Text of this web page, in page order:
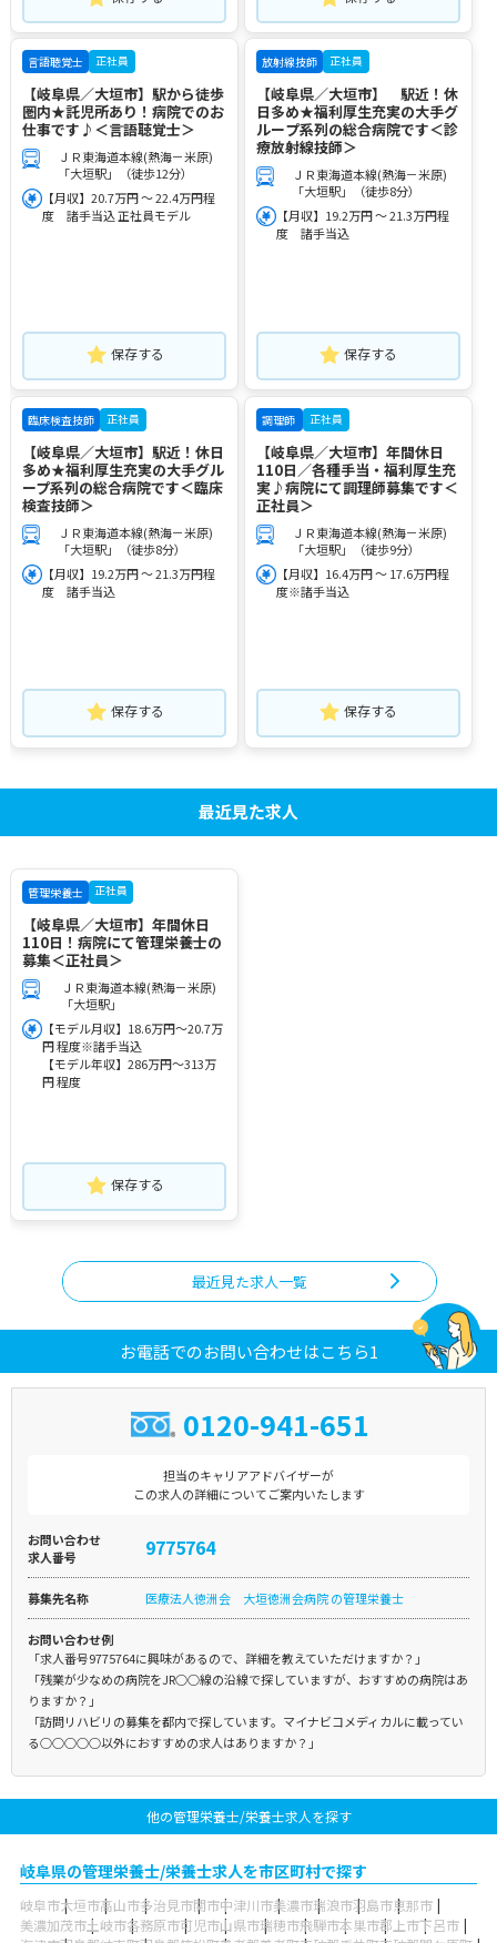
言語聴覚士 正社員
【岐阜県／大垣市】駅から徒歩
圏内★託児所あり！病院でのお
仕事です♪＜言語聴覚士＞
ＪＲ東海道本線(熱海－米原)
「大垣駅」（徒歩12分）
【月収】20.7万円 ～ 22.4万円程
度 諸手当込 正社員モデル
保存する
放射線技師 正社員
【岐阜県／大垣市】 駅近！休
日多め★福利厚生充実の大手グ
ループ系列の総合病院です＜診
療放射線技師＞
ＪＲ東海道本線(熱海－米原)
「大垣駅」（徒歩8分）
【月収】19.2万円 ～ 21.3万円程
度 諸手当込
保存する
臨床検査技師 正社員
【岐阜県／大垣市】駅近！休日
多め★福利厚生充実の大手グル
ープ系列の総合病院です＜臨床
検査技師＞
ＪＲ東海道本線(熱海－米原)
「大垣駅」（徒歩8分）
【月収】19.2万円 ～ 21.3万円程
度 諸手当込
保存する
調理師 正社員
【岐阜県／大垣市】年間休日
110日／各種手当・福利厚生充
実♪病院にて調理師募集です＜
正社員＞
ＪＲ東海道本線(熱海－米原)
「大垣駅」（徒歩9分）
【月収】16.4万円 ～ 17.6万円程
度※諸手当込
保存する
最近見た求人
管理栄養士 正社員
【岐阜県／大垣市】年間休日
110日！病院にて管理栄養士の
募集＜正社員＞
ＪＲ東海道本線(熱海－米原)
「大垣駅」
【モデル月収】18.6万円～20.7万
円 程度※諸手当込
【モデル年収】286万円～313万
円 程度
保存する
最近見た求人一覧
お電話でのお問い合わせはこちら1
0120-941-651
担当のキャリアアドバイザーが
この求人の詳細についてご案内いたします
お問い合わせ
求人番号
9775764
募集先名称 医療法人徳洲会 大垣徳洲会病院 の管理栄養士
お問い合わせ例
「求人番号9775764に興味があるので、詳細を教えていただけますか？」
「残業が少なめの病院をJR○○線の沿線で探していますが、おすすめの病院はあ
りますか？」
「訪問リハビリの募集を都内で探しています。マイナビコメディカルに載ってい
る○○○○○以外におすすめの求人はありますか？」
他の管理栄養士/栄養士求人を探す
岐阜県の管理栄養士/栄養士求人を市区町村で探す
岐阜市大垣市高山市多治見市関市中津川市美濃市瑞浪市羽島市恵那市
美濃加茂市土岐市各務原市可児市山県市瑞穂市飛騨市本巣市郡上市下呂市